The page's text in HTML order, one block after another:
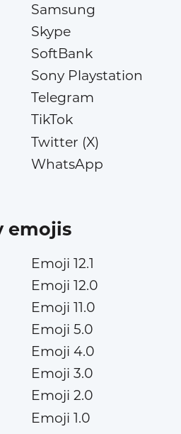
Samsung
Skype
SoftBank
Sony Playstation
Telegram
TikTok
Twitter (X)
WhatsApp
emojis
Emoji 12.1
Emoji 12.0
Emoji 11.0
Emoji 5.0
Emoji 4.0
Emoji 3.0
Emoji 2.0
Emoji 1.0